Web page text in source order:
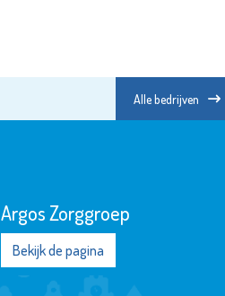
Alle bedrijven
Argos Zorggroep
Bekijk de pagina